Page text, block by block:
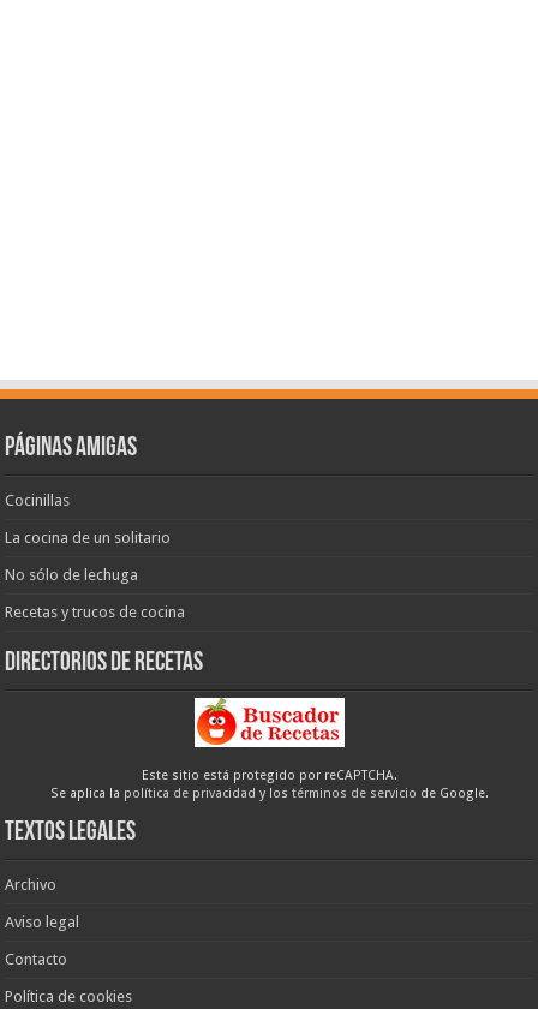
Páginas amigas
Cocinillas
La cocina de un solitario
No sólo de lechuga
Recetas y trucos de cocina
Directorios de recetas
Este sitio está protegido por reCAPTCHA.
Se aplica la política de privacidad y los términos de servicio de Google.
Textos legales
Archivo
Aviso legal
Contacto
Política de cookies